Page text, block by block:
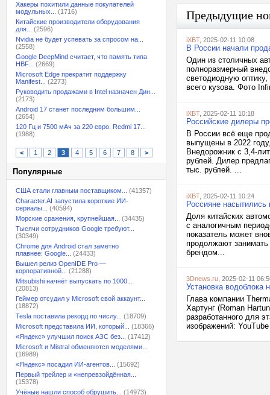
Хакеры похитили данные покупателей
модульных...
(1716)
Китайские производители оборудования
для...
(2596)
Nvidia не будет успевать за спросом на...
(2558)
Google DeepMind считает, что память типа
HBF...
(2669)
Microsoft Edge прекратит поддержку
Manifest...
(2273)
Руководить продажами в Intel назначен Дин...
(2173)
Android 17 станет последним большим...
(2654)
120 Гц и 7500 мАч за 220 евро. Redmi 17...
(1988)
< 1 2 3 4 5 6 7 8 >
Популярные
США стали главным поставщиком...
(41357)
Character.AI запустила короткие ИИ-
сериалы...
(40594)
Морские сражения, крупнейшая...
(34435)
Тысячи сотрудников Google требуют...
(30349)
Chrome для Android стал заметно
плавнее: Google...
(24433)
Вышел релиз OpenIDE Pro —
корпоративной...
(21288)
Mitsubishi начнёт выпускать по 1000...
(20813)
Геймер отсудил у Microsoft свой аккаунт...
(18872)
Tesla поставила рекорд по числу...
(18709)
Microsoft представила ИИ, который...
(18366)
«Яндекс» улучшил поиск АЗС без...
(17412)
Microsoft и Mistral обменяются моделями...
(16989)
«Яндекс» посадил ИИ-агентов...
(15692)
Первый трейлер и «непревзойдённая...
(15378)
Учёные нашли способ обрушить...
(14973)
Предыдущие
iXBT, 2025-02-11 10:08
В России начали
Один из столичных
полноразмерный
светодиодную
всего кузова. Фото
iXBT, 2025-02-11 10:18
Российские дилеры
В России всё еще
выпущены в 2022
Внедорожник с 3,4-
рублей. Дилер
тыс. рублей. ...
iXBT, 2025-02-11 10:24
Россияне
Доля китайских
с аналогичным
показатель может
продолжают
брендом...
3Dnews.ru , 2025-02-11
Установка водоблока
Глава компании
Хартунг (Roman
разработанного для
изображений: